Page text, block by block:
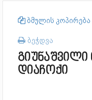
ბმულის კოპირება
ბეჭდვა
გიუნაშვილი
დიაჩოქი